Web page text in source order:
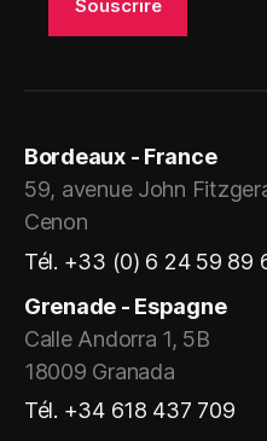
Bordeaux - France
59, avenue John
Cenon
Tél. +33 (0) 6 24 59 89
Grenade - Espagne
Calle Andorra 1, 5B
18009 Granada
Tél. +34 618 437 709